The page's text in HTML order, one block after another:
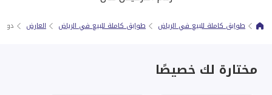
طوابق كاملة للبيع في الرياض طوابق كاملة للبيع في الرياض العارض دور
مختارة لك خصيصًا